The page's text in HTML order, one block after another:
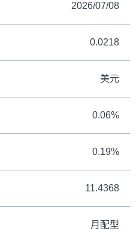
2026/07/08
0.0218
美元
0.06%
0.19%
11.4368
月配型